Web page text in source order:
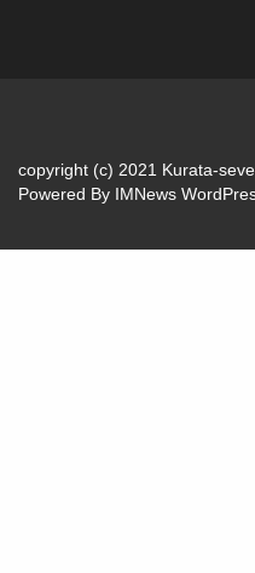
copyright (c) 2021 Kurata-
Powered By IMNews